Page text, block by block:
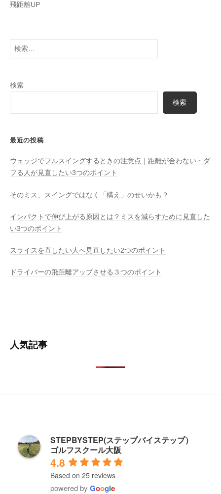
飛距離UP
検
検索
検索
最近の投稿
ウェッジでフルスイングするときの注意点｜距離が合わない・ダ
フる人が見直したい3つのポイント
そのミス、スイングではなく「構え」のせいかも？
インパクトで伸び上がる原因とは？ミスを減らすために見直した
い3つのポイント
スライスを直したい人へ見直したい2つのポイント
ドライバーの飛距離アップさせる３つのポイント
人気記事
STEPBYSTEP(ステップバイステップ）
ゴルフスクール大阪
4.8
Based on 25 reviews
powered by Google